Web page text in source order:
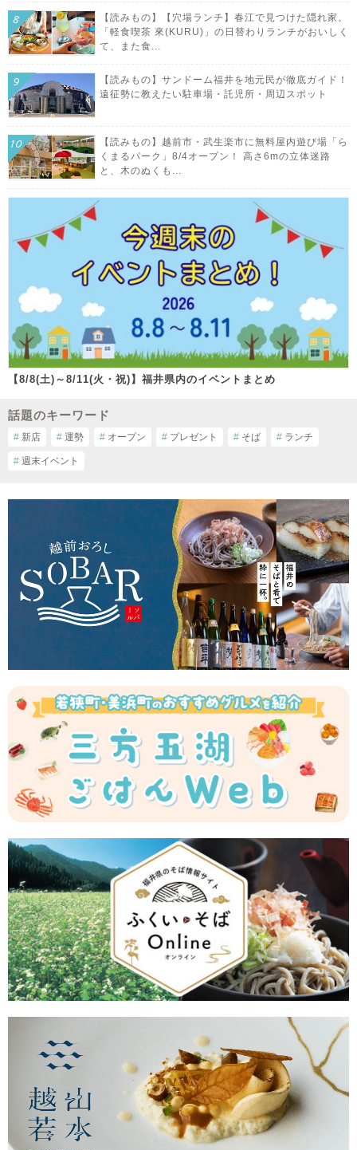
【読みもの】【穴場ランチ】春江で見つけた隠れ家。
「軽食喫茶 來(KURU)」の日替わりランチがおいしく
て、また食...
【読みもの】サンドーム福井を地元民が徹底ガイド！
遠征勢に教えたい駐車場・託児所・周辺スポット
【読みもの】越前市・武生楽市に無料屋内遊び場「ら
くまるパーク」8/4オープン！ 高さ6mの立体迷路
と、木のぬくも...
【8/8(土)～8/11(火・祝)】福井県内のイベントまとめ
話題のキーワード
# 新店 # 運勢 # オープン # プレゼント # そば # ランチ
# 週末イベント